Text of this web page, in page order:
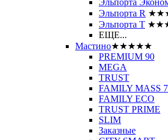
Эльпорта R
Эльпорта Т
ЕЩЕ...
Мастино★★★★★
PREMIUM 90
MEGA
TRUST
FAMILY MASS
FAMILY ECO
TRUST PRIME
SLIM
Заказные